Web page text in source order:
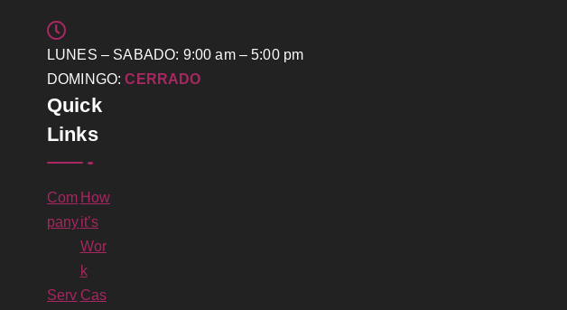
LUNES – SABADO: 9:00 am – 5:00 pm
DOMINGO:CERRADO
Quick
Links
Com
pany
How
it’s
Wor
k
Serv Cas